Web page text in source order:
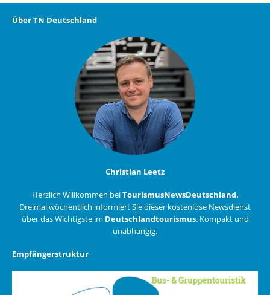
Über TN Deutschland
Christian Leetz
Herzlich Willkommen beiTourismusNewsDeutschland.
Dreimal wöchentlich informiert Sie dieser kostenlose Newsdienst
über das Wichtigste im Deutschlandtourismus. Kompakt und
unabhängig.
Empfängerstruktur